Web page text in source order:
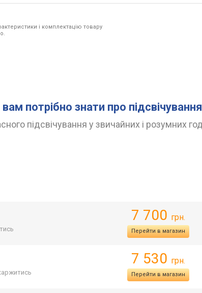
і комплектацію товару
потрібно знати про
підсвічування у звичайних і розумних
7 700 грн.
Перейти в магазин
7 530 грн.
Перейти в магазин